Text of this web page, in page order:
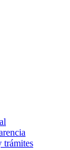
trámites